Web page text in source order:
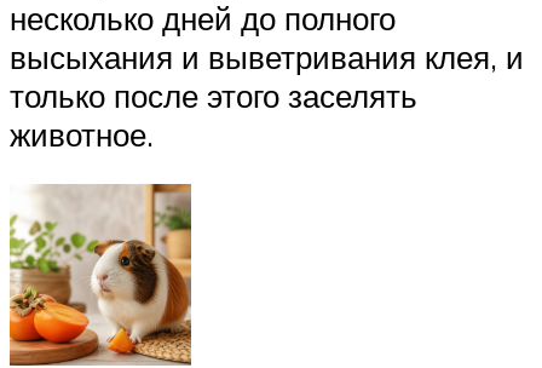
несколько дней до полного
высыхания и выветривания клея, и
только после этого заселять
животное.